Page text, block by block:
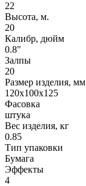
22
Высота, м.
20
Калибр, дюйм
0.8"
Залпы
20
Размер изделия, мм
120х100х125
Фасовка
штука
Вес изделия, кг
0.85
Тип упаковки
Бумага
Эффекты
4